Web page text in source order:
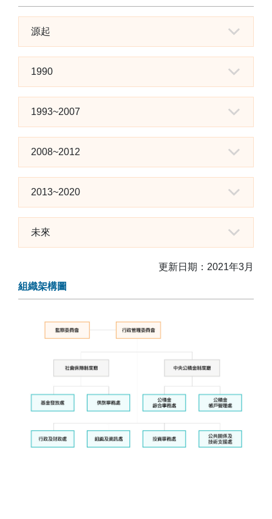
源起
1990
1993~2007
2008~2012
2013~2020
未來
更新日期：2021年3月
組織架構圖